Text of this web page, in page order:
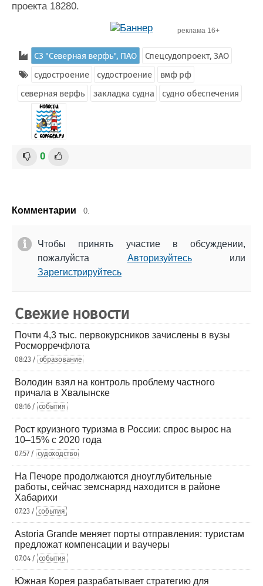
проекта 18280.
реклама 16+
СЗ "Северная верфь", ПАО
Спецсудопроект, ЗАО
судостроение
судостроение
вмф рф
северная верфь
закладка судна судно обеспечения
0
Комментарии 0.
Чтобы принять участие в обсуждении,
пожалуйста Авторизуйтесьили
Зарегистрируйтесь
Свежие новости
Почти 4,3 тыс. первокурсников зачислены в вузы
Росморречфлота
08:23 / образование
Володин взял на контроль проблему частного
причала в Хвалынске
08:16 / события
Рост круизного туризма в России: спрос вырос на
10–15% с 2020 года
07:57 / судоходство
На Печоре продолжаются дноуглубительные
работы, сейчас земснаряд находится в районе
Хабарихи
07:23 / события
Astoria Grande меняет порты отправления: туристам
предложат компенсации и ваучеры
07:04 / события
Южная Корея разрабатывает стратегию для